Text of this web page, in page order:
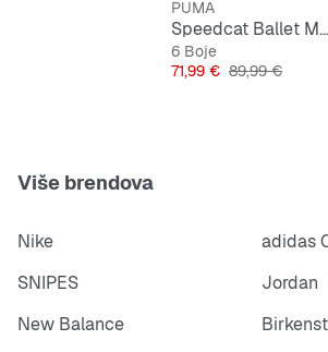
elastične trake
PUMA
Speedcat Ballet Metallic
6 Boje
Cijena
71,99 € Originalna
89,99 €
Više brendova
Nike
adidas
SNIPES
Jordan
New Balance